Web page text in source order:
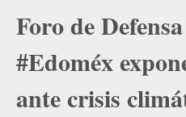
Foro de
#Edoméx
ante crisis